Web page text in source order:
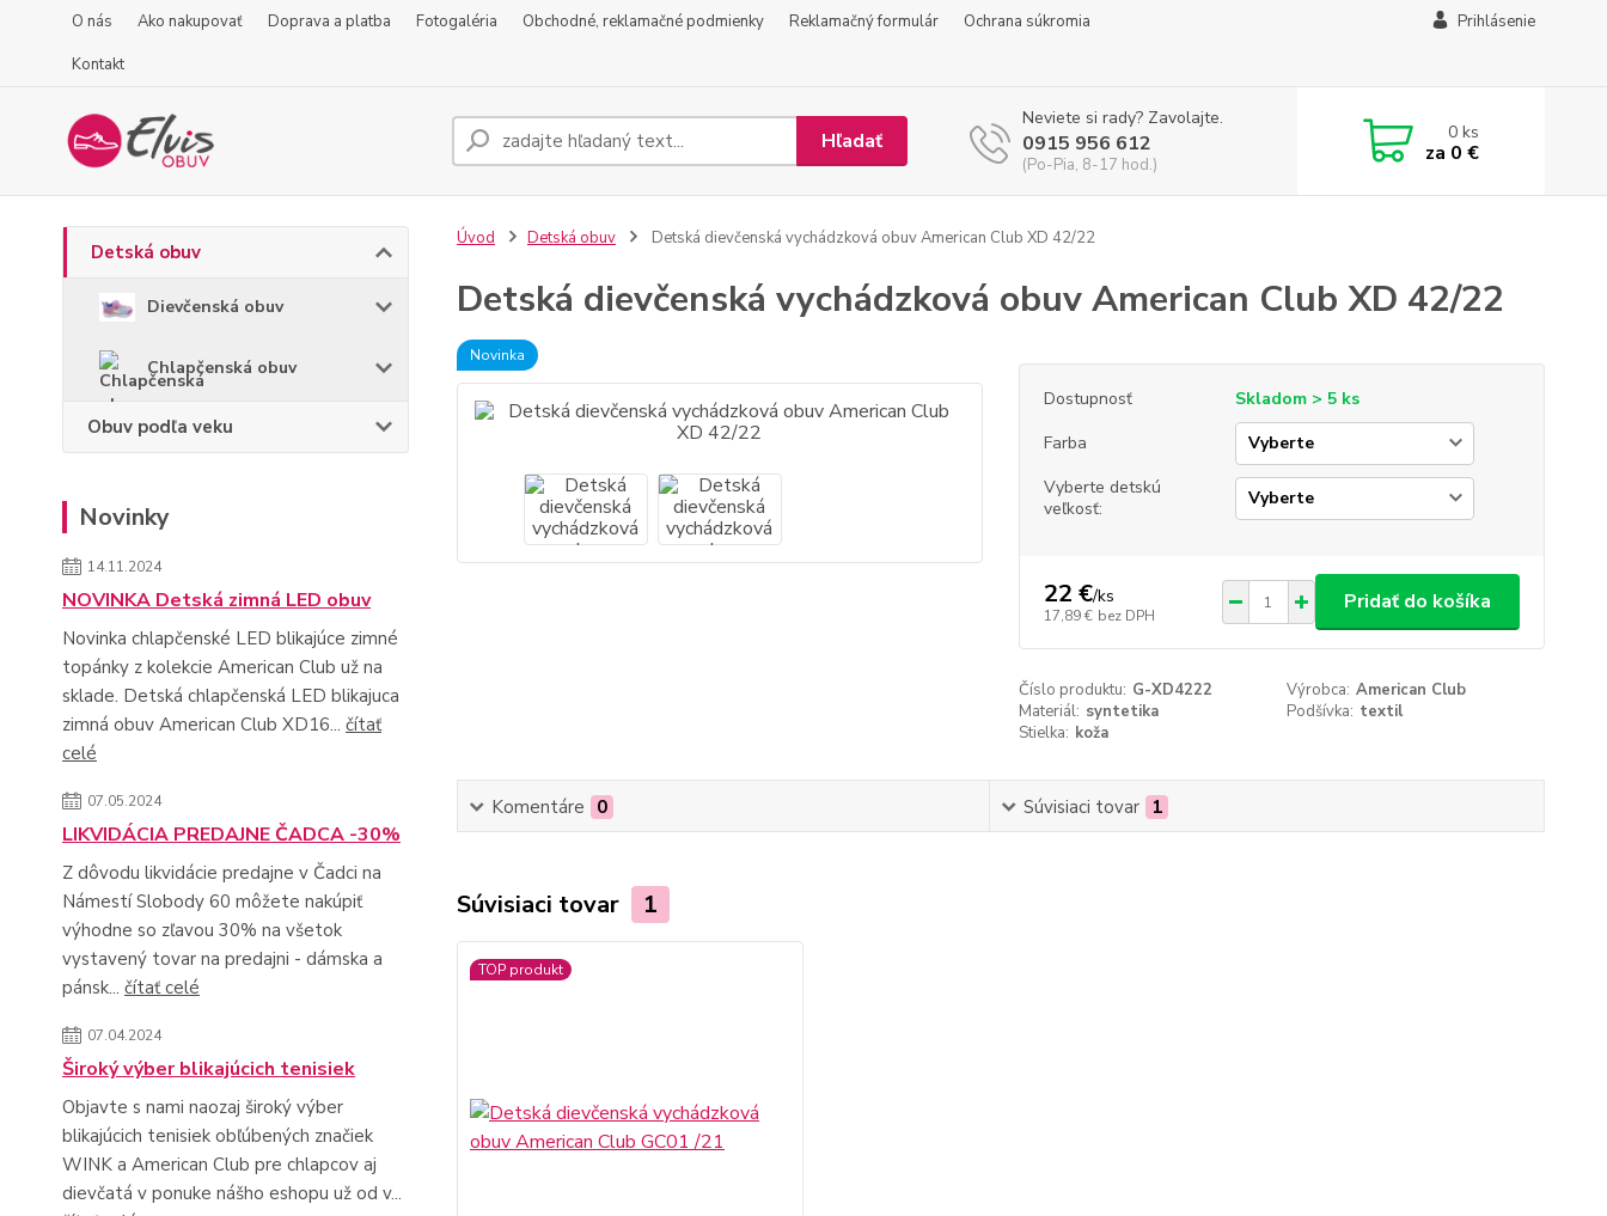
O nás Ako nakupovať Doprava a platba Fotogaléria Obchodné, reklamačné podmienky Reklamačný formulár
Ochrana súkromia
Kontakt
Prihlásenie
Hľadať
Neviete si rady? Zavolajte.
0915 956 612
(Po-Pia, 8-17 hod.)
0ks
za 0 €
Detská obuv
Dievčenská obuv
Chlapčenská obuv
Obuv podľa veku
Novinky
14.11.2024
NOVINKA Detská zimná LED obuv
Novinka chlapčenské LED blikajúce zimné
topánky z kolekcie American Club už na
sklade. Detská chlapčenská LED blikajuca
zimná obuv American Club XD16... čítať
celé
07.05.2024
LIKVIDÁCIA PREDAJNE ČADCA -30%
Z dôvodu likvidácie predajne v Čadci na
Námestí Slobody 60 môžete nakúpiť
výhodne so zľavou 30% na všetok
vystavený tovar na predajni - dámska a
pánsk... čítať celé
07.04.2024
Široký výber blikajúcich tenisiek
Objavte s nami naozaj široký výber
blikajúcich tenisiek obľúbených značiek
WINK a American Club pre chlapcov aj
dievčatá v ponuke nášho eshopu už od v...
Úvod Detská obuv Detská dievčenská vychádzková obuv American Club XD 42/22
Detská dievčenská vychádzková obuv American Club XD 42/22
Novinka
Dostupnosť
Skladom > 5 ks
Farba
Vyberte detskú
veľkosť:
22 €/ks
17,89 € bez DPH
Pridať do košíka
Číslo produktu: G-XD4222 Výrobca: American Club
Materiál: syntetika Podšívka: textil
Stielka: koža
Komentáre 0 Súvisiaci tovar 1
Súvisiaci tovar 1
TOP produkt